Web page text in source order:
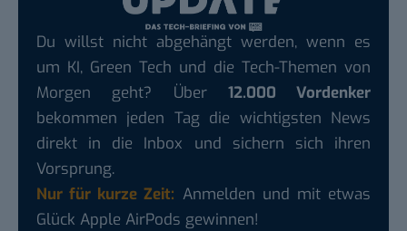
Du willst nicht abgehängt werden, wenn es
um KI, Green Tech und die Tech-Themen von
Morgen geht? Über 12.000 Vordenker
bekommen jeden Tag die wichtigsten News
direkt in die Inbox und sichern sich ihren
Vorsprung.
Nur für kurze Zeit: Anmelden und mit etwas
Glück Apple AirPods gewinnen!